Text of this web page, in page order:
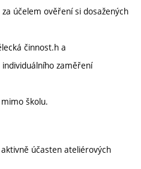
účelem ověření si dosažených
činnost.h a
zaměření
školu.
účasten ateliérových